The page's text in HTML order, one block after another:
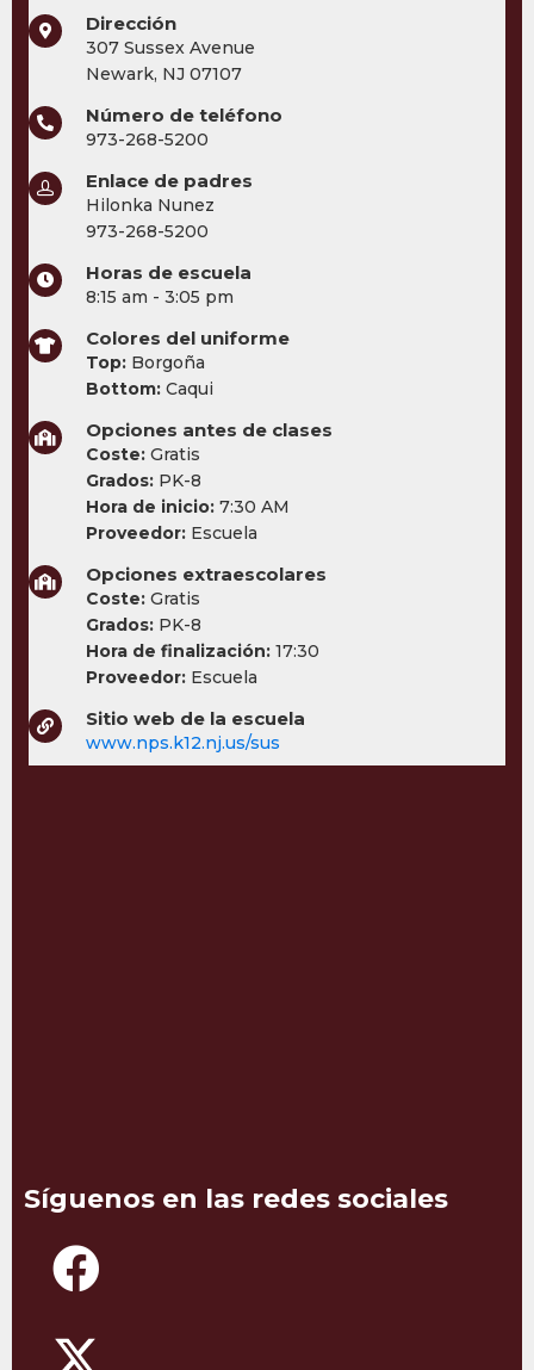
Dirección
307 Sussex Avenue
Newark, NJ 07107
Número de teléfono
973-268-5200
Enlace de padres
Hilonka Nunez
973-268-5200
Horas de escuela
8:15 am - 3:05 pm
Colores del uniforme
Top: Borgoña
Bottom: Caqui
Opciones antes de clases
Coste: Gratis
Grados: PK-8
Hora de inicio: 7:30 AM
Proveedor: Escuela
Opciones extraescolares
Coste: Gratis
Grados: PK-8
Hora de finalización: 17:30
Proveedor: Escuela
Sitio web de la escuela
www.nps.k12.nj.us/sus
Síguenos en las redes sociales